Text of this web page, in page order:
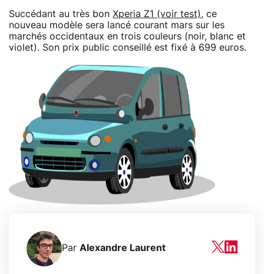
Succédant au très bon Xperia Z1 (voir test), ce
nouveau modèle sera lancé courant mars sur les
marchés occidentaux en trois couleurs (noir, blanc et
violet). Son prix public conseillé est fixé à 699 euros.
Par Alexandre Laurent